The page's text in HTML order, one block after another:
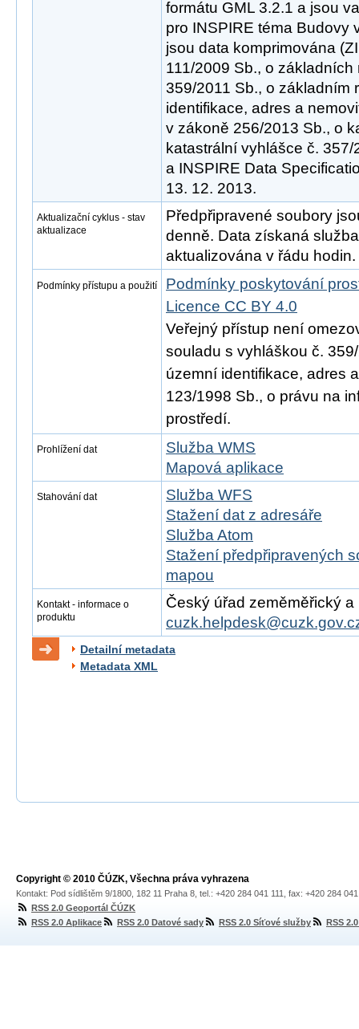
formátu GML 3.2.1 a jsou
pro INSPIRE téma Budovy
jsou data komprimována
111/2009 Sb., o
359/2011 Sb., o základním
identifikace, adres a
v zákoně 256/2013 Sb., o
katastrální vyhlášce č.
a INSPIRE Data
13. 12. 2013.
Aktualizační cyklus - stav
aktualizace
Předpřipravené soubory
denně. Data získaná
aktualizována v řádu hodin.
Podmínky přístupu a použití
Podmínky poskytování
Licence CC BY 4.0
Veřejný přístup není
souladu s vyhláškou č.
územní identifikace, adres
123/1998 Sb., o právu na
prostředí.
Prohlížení dat
Služba WMS
Mapová aplikace
Stahování dat
Služba WFS
Stažení dat z adresáře
Služba Atom
Stažení předpřipravených
mapou
Kontakt - informace o
produktu
Český úřad zeměměřický
Detailní metadata
Metadata XML
Copyright © 2010 ČÚZK, Všechna práva vyhrazena
Kontakt: Pod sídlištěm 9/1800, 182 11 Praha 8, tel.: +420 284 041 111, fax: +420 284
RSS 2.0 Geoportál ČÚZK
RSS 2.0 Aplikace
RSS 2.0 Datové sady RSS 2.0 Síťové služby RSS